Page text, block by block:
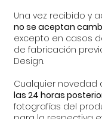
Una vez recibido y
no se aceptan
excepto en casos
de fabricación
Design.
Cualquier
las 24 horas
fotografías del